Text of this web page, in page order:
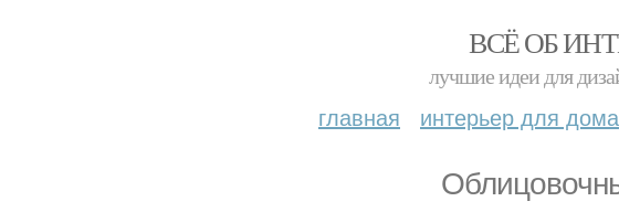
ВСЁ ОБ
лучшие идеи для
главная интерьер для дома